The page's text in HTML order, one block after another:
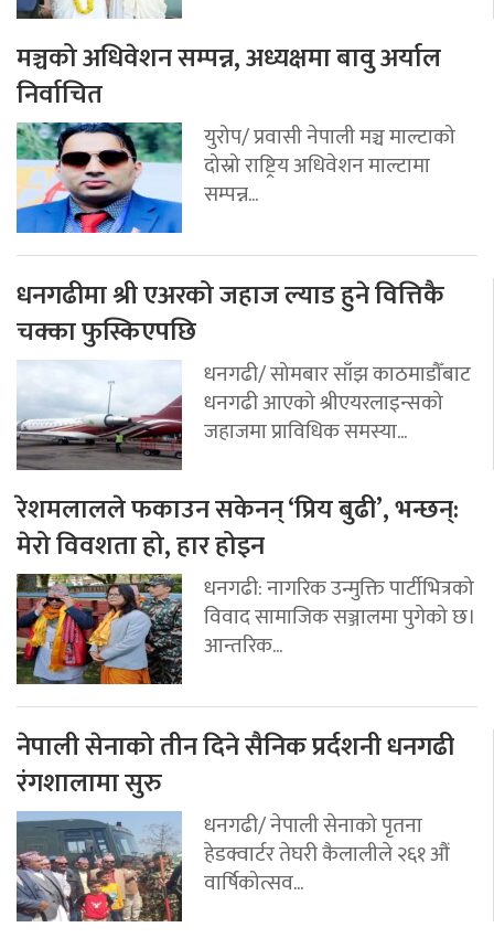
मञ्चको अधिवेशन सम्पन्न, अध्यक्षमा बावु अर्याल
निर्वाचित
युरोप/ प्रवासी नेपाली मञ्च माल्टाको
दोस्रो राष्ट्रिय अधिवेशन माल्टामा
सम्पन्न...
धनगढीमा श्री एअरको जहाज ल्याड हुने वित्तिकै
चक्का फुस्किएपछि
धनगढी/ सोमबार साँझ काठमाडौँबाट
धनगढी आएको श्रीएयरलाइन्सको
जहाजमा प्राविधिक समस्या...
रेशमलालले फकाउन सकेनन् ‘प्रिय बुढी’, भन्छन्:
मेरो विवशता हो, हार होइन
धनगढी: नागरिक उन्मुक्ति पार्टीभित्रको
विवाद सामाजिक सञ्जालमा पुगेको छ।
आन्तरिक...
नेपाली सेनाको तीन दिने सैनिक प्रर्दशनी धनगढी
रंगशालामा सुरु
धनगढी/ नेपाली सेनाको पृतना
हेडक्वार्टर तेघरी कैलालीले २६१ औं
वार्षिकोत्सव...